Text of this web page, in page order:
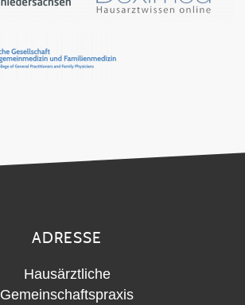
ADRESSE
Hausärztliche
Gemeinschaftspraxis